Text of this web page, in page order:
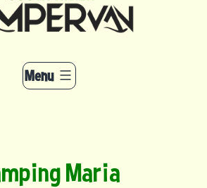
Menu
Maria